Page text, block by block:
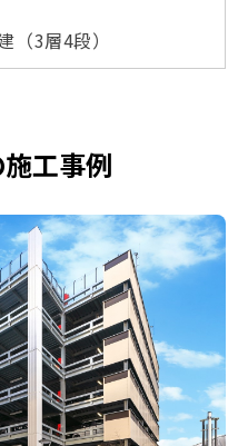
（3層4段）
工事例